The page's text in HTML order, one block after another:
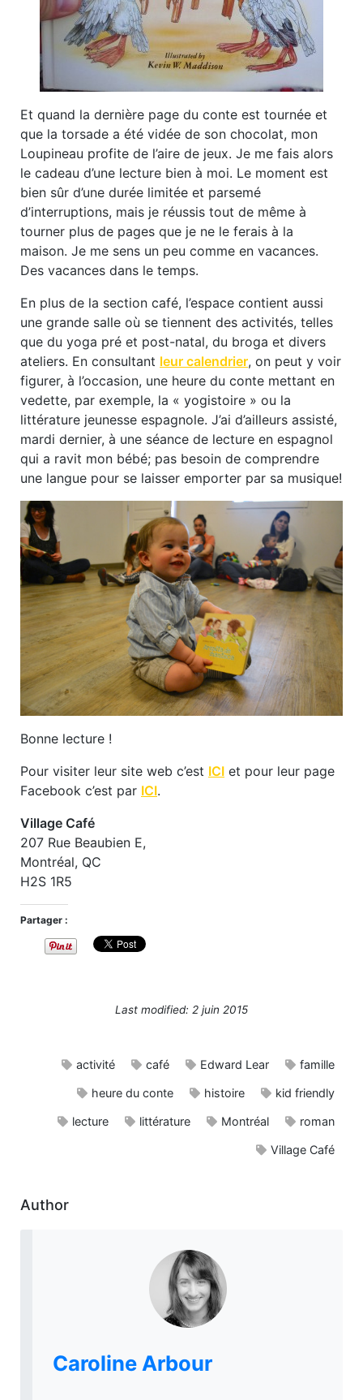
Et quand la dernière page du conte est tournée et
que la torsade a été vidée de son chocolat, mon
Loupineau profite de l’aire de jeux. Je me fais alors
le cadeau d’une lecture bien à moi. Le moment est
bien sûr d’une durée limitée et parsemé
d’interruptions, mais je réussis tout de même à
tourner plus de pages que je ne le ferais à la
maison. Je me sens un peu comme en vacances.
Des vacances dans le temps.
En plus de la section café, l’espace contient aussi
une grande salle où se tiennent des activités, telles
que du yoga pré et post-natal, du broga et divers
ateliers. En consultant leur calendrier, on peut y voir
figurer, à l’occasion, une heure du conte mettant en
vedette, par exemple, la « yogistoire » ou la
littérature jeunesse espagnole. J’ai d’ailleurs assisté,
mardi dernier, à une séance de lecture en espagnol
qui a ravit mon bébé; pas besoin de comprendre
une langue pour se laisser emporter par sa musique!
Bonne lecture !
Pour visiter leur site web c’est ICI et pour leur page
Facebook c’est par ICI.
Village Café
207 Rue Beaubien E,
Montréal, QC
H2S 1R5
Partager :
Last modified: 2 juin 2015
activité café Edward Lear famille
heure du conte histoire kid friendly
lecture littérature Montréal roman
Village Café
Author
Caroline Arbour